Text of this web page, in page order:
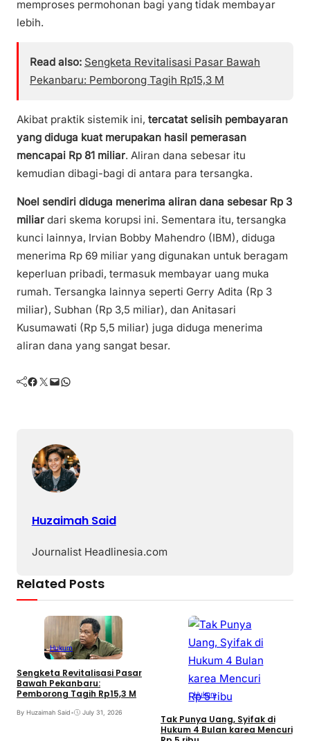
memproses permohonan bagi yang tidak membayar
lebih.
Read also: Sengketa Revitalisasi Pasar Bawah
Pekanbaru: Pemborong Tagih Rp15,3 M
Akibat praktik sistemik ini, tercatat selisih pembayaran
yang diduga kuat merupakan hasil pemerasan
mencapai Rp 81 miliar. Aliran dana sebesar itu
kemudian dibagi-bagi di antara para tersangka.
Noel sendiri diduga menerima aliran dana sebesar Rp 3
miliar dari skema korupsi ini. Sementara itu, tersangka
kunci lainnya, Irvian Bobby Mahendro (IBM), diduga
menerima Rp 69 miliar yang digunakan untuk beragam
keperluan pribadi, termasuk membayar uang muka
rumah. Tersangka lainnya seperti Gerry Adita (Rp 3
miliar), Subhan (Rp 3,5 miliar), dan Anitasari
Kusumawati (Rp 5,5 miliar) juga diduga menerima
aliran dana yang sangat besar.
Facebook Twitter Mail WhatsApp
Huzaimah Said
Journalist Headlinesia.com
Related Posts
Hukum
Sengketa Revitalisasi Pasar
Bawah Pekanbaru:
Pemborong Tagih Rp15,3 M
By Huzaimah Said• July 31, 2026
Hukum
Tak Punya Uang, Syifak di
Hukum 4 Bulan karea Mencuri